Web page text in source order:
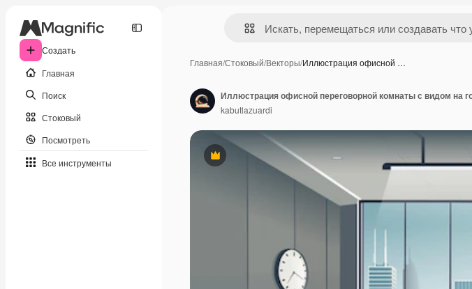
Создать
Главная
Поиск
Стоковый
Посмотреть
Все инструменты
Главная/Стоковый/Векторы/Иллюстрация офисной …
Премиум
kabutlazuardi